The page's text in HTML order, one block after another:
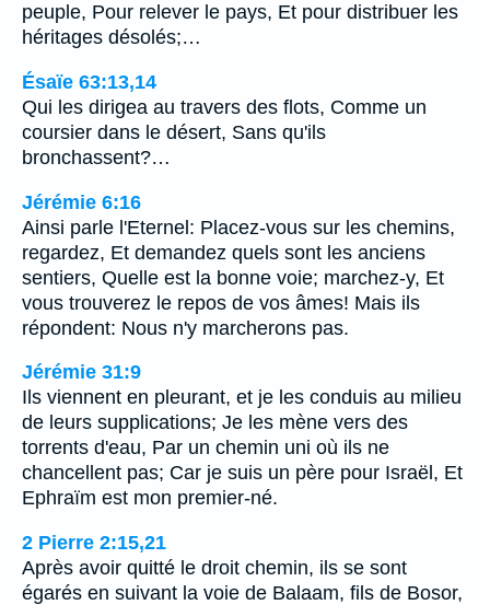
peuple, Pour relever le pays, Et pour distribuer les
héritages désolés;…
Ésaïe 63:13,14
Qui les dirigea au travers des flots, Comme un
coursier dans le désert, Sans qu'ils
bronchassent?…
Jérémie 6:16
Ainsi parle l'Eternel: Placez-vous sur les chemins,
regardez, Et demandez quels sont les anciens
sentiers, Quelle est la bonne voie; marchez-y, Et
vous trouverez le repos de vos âmes! Mais ils
répondent: Nous n'y marcherons pas.
Jérémie 31:9
Ils viennent en pleurant, et je les conduis au milieu
de leurs supplications; Je les mène vers des
torrents d'eau, Par un chemin uni où ils ne
chancellent pas; Car je suis un père pour Israël, Et
Ephraïm est mon premier-né.
2 Pierre 2:15,21
Après avoir quitté le droit chemin, ils se sont
égarés en suivant la voie de Balaam, fils de Bosor,